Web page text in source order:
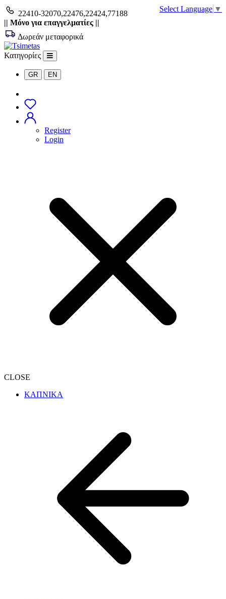
Select Language ▼
22410-32070,22476,22424,77188
|| Μόνο για επαγγελματίες ||
Δωρεάν μεταφορικά
Κατηγορίες
GR EN
Register
Login
CLOSE
ΚΑΠΝΙΚΑ